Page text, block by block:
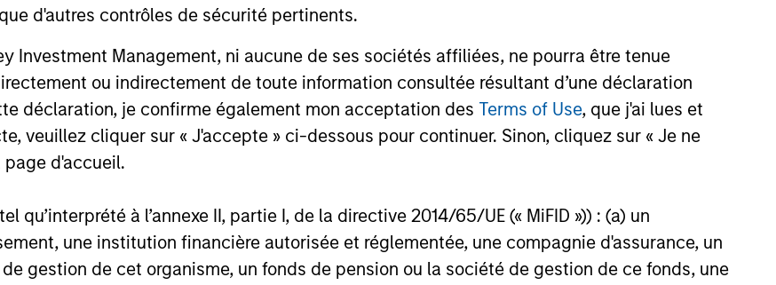
d'autres contrôles de sécurité pertinents.
Investment Management, ni aucune de ses sociétés affiliées, ne pourra être tenue
ou indirectement de toute information consultée résultant d’une déclaration
déclaration, je confirme également mon acceptation des Terms of Use, que j'ai lues et
veuillez cliquer sur « J'accepte » ci-dessous pour continuer. Sinon, cliquez sur « Je ne
d'accueil.
qu’interprété à l’annexe II, partie I, de la directive 2014/65/UE (« MiFID »)) : (a) un
une institution financière autorisée et réglementée, une compagnie d'assurance, un
gestion de cet organisme, un fonds de pension ou la société de gestion de ce fonds, une
only. The information contained herein does not constitute and should not be construed as an
solicitation of an offer to buy any securities in any jurisdiction in which such offer or solicitation,
insurance or other laws of such jurisdiction.
information on the strategy, including additional risk considerations.